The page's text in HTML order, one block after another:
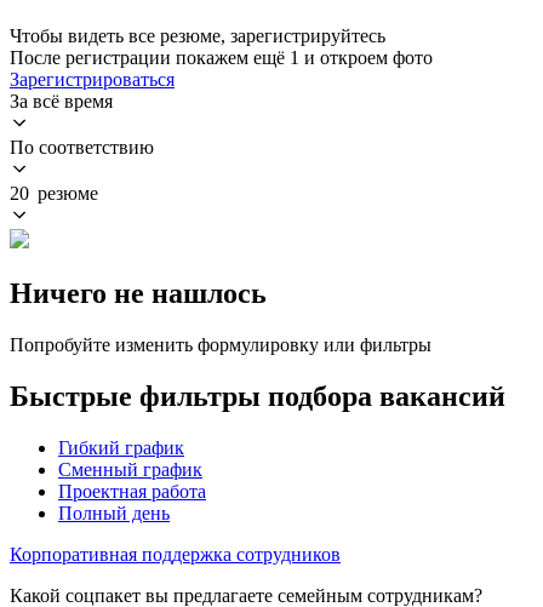
Чтобы видеть все резюме, зарегистрируйтесь
После регистрации покажем ещё 1 и откроем фото
Зарегистрироваться
За всё время
По соответствию
20 резюме
Ничего не нашлось
Попробуйте изменить формулировку или фильтры
Быстрые фильтры подбора вакансий
Гибкий график
Сменный график
Проектная работа
Полный день
Корпоративная поддержка сотрудников
Какой соцпакет вы предлагаете семейным сотрудникам?